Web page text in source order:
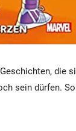
die
sein dürfen.